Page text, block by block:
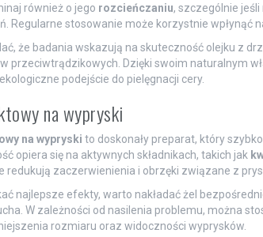
również o jego rozcieńczaniu, szczególnie
Regularne stosowanie może korzystnie wpłynąć
że badania wskazują na skuteczność olejku z
przeciwtrądzikowych. Dzięki swoim naturalnym
podejście do pielęgnacji cery.
na wypryski
na wypryski to doskonały preparat, który
opiera się na aktywnych składnikach, takich jak
redukują zaczerwienienia i obrzęki związane z
najlepsze efekty, warto nakładać żel
W zależności od nasilenia problemu, można
rozmiaru oraz widoczności wyprysków.